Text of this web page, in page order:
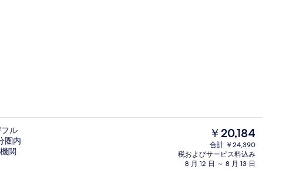
Double room with balcony and Pantheon view on the third floor in the separate
Luxury Room, Hot Tub, Annex
ル
圏内
関
現
在
の
料
￥20,184
合計 ￥24,390
税およびサービス料込み
8 月 12 日 ～ 8 月 13 日